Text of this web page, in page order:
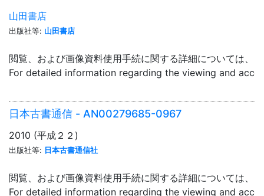
山田書店
出版社等: 山田書店
閲覧、および画像資料使用手続に関する詳細については、「
For detailed information regarding the viewing and
日本古書通信 - AN00279685-0967
2010 (平成２２)
出版社等: 日本古書通信社
閲覧、および画像資料使用手続に関する詳細については、「
For detailed information regarding the viewing and